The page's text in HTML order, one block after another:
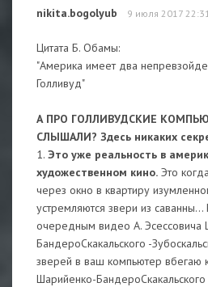
nikita.bogolyub 9 июля 2017 22:31
Цитата Б. Обамы:
"Америка имеет два
Голливуд"
А ПРО ГОЛЛИВУДСКИЕ
СЛЫШАЛИ? Здесь никаких
1. Это уже реальность в
художественном кино. Это
через окно в квартиру
устремляются звери из саванны...
очередным видео А. Эсессовича
БандероСкакальского -
зверей в ваш компьютер вбегаю
Шарийенко-БандероСкакальского